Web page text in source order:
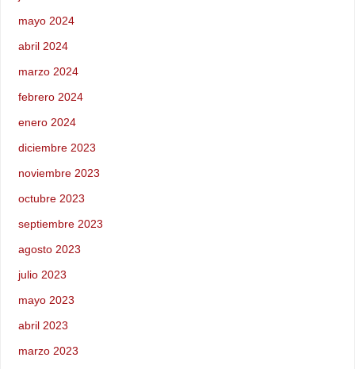
mayo 2024
abril 2024
marzo 2024
febrero 2024
enero 2024
diciembre 2023
noviembre 2023
octubre 2023
septiembre 2023
agosto 2023
julio 2023
mayo 2023
abril 2023
marzo 2023